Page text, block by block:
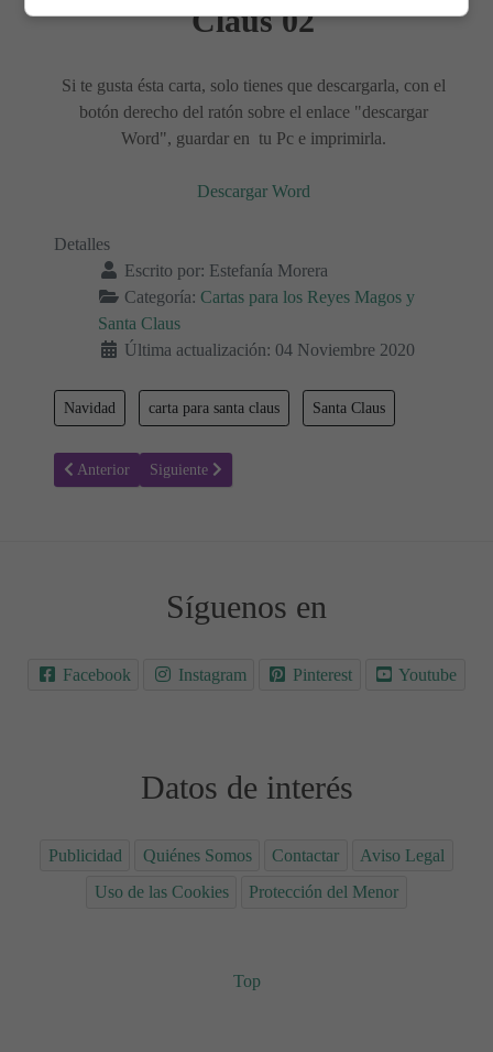
Claus 02
Si te gusta ésta carta, solo tienes que descargarla, con el
botón derecho del ratón sobre el enlace "descargar
Word", guardar en tu Pc e imprimirla.
Descargar Word
Detalles
Escrito por: Estefanía Morera
Categoría: Cartas para los Reyes Magos y
Santa Claus
Última actualización: 04 Noviembre 2020
Navidad carta para santa claus Santa Claus
Artículo anterior: Carta para Santa Claus 03 - Actividades para
Anterior Artículo siguiente: Carta para los Reyes Magos 05 -
Siguiente
Síguenos en
Facebook Instagram Pinterest Youtube
Datos de interés
Publicidad Quiénes Somos Contactar
Aviso Legal
Uso de las Cookies
Protección del Menor
Top